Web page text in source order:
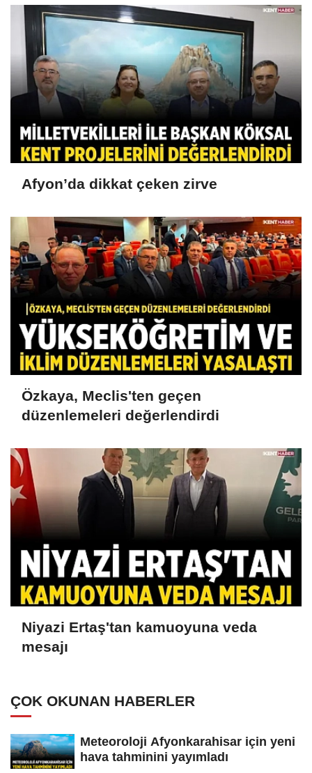
Afyon’da dikkat çeken zirve
Özkaya, Meclis'ten geçen
düzenlemeleri değerlendirdi
Niyazi Ertaş'tan kamuoyuna veda
mesajı
ÇOK OKUNAN HABERLER
Meteoroloji Afyonkarahisar için yeni
hava tahminini yayımladı